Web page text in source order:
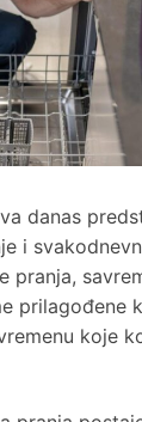
danas
i
pranja,
prilagođene
koje